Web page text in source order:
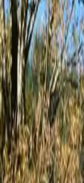
WC